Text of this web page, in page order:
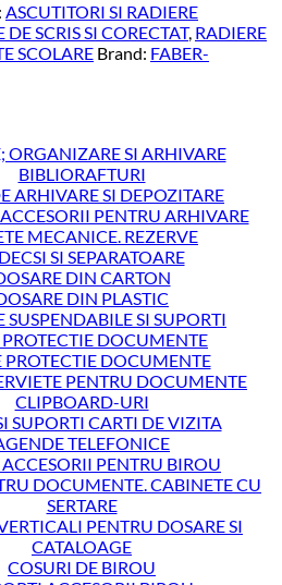
ASCUTITORI SI RADIERE
SCRIS SI CORECTAT, RADIERE
SCOLARE Brand: FABER-
ORGANIZARE SI ARHIVARE
BIBLIORAFTURI
ARHIVARE SI DEPOZITARE
PENTRU ARHIVARE
MECANICE. REZERVE
SI SEPARATOARE
DIN CARTON
DIN PLASTIC
SUSPENDABILE SI SUPORTI
DOCUMENTE
PROTECTIE DOCUMENTE
PENTRU DOCUMENTE
CLIPBOARD-URI
SUPORTI CARTI DE VIZITA
TELEFONICE
PENTRU BIROU
DOCUMENTE. CABINETE CU
SERTARE
PENTRU DOSARE SI
CATALOAGE
COSURI DE BIROU